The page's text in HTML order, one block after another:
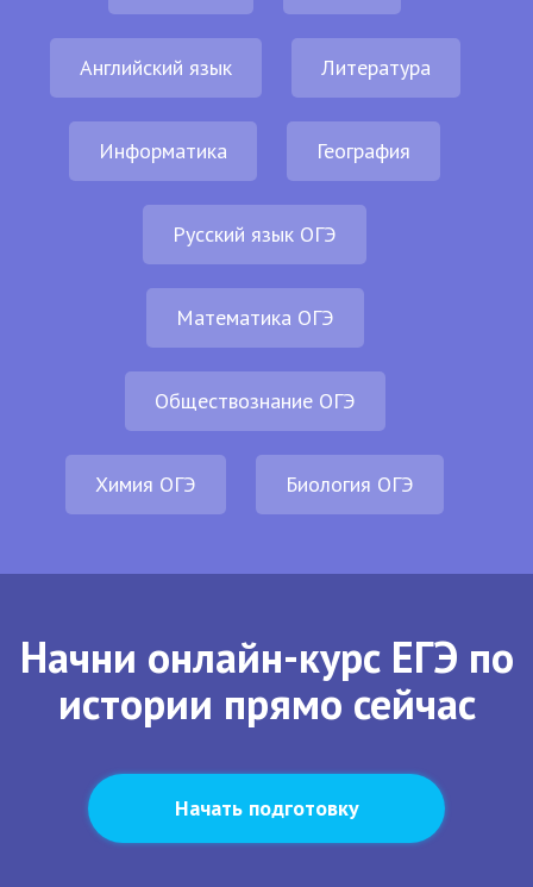
Английский язык Литература
Информатика География
Русский язык ОГЭ
Математика ОГЭ
Обществознание ОГЭ
Химия ОГЭ Биология ОГЭ
Начни онлайн-курс ЕГЭ по
истории прямо сейчас
Начать подготовку